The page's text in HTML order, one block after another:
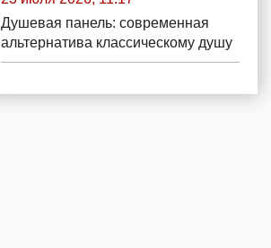
Душевая панель: современная
альтернатива классическому душу